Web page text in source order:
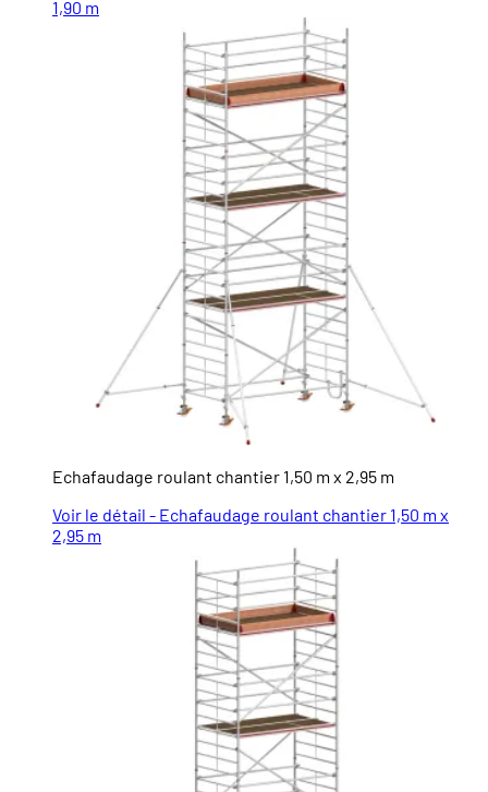
1,90 m
Echafaudage roulant chantier 1,50 m x 2,95 m
Voir le détail - Echafaudage roulant chantier 1,50 m x
2,95 m